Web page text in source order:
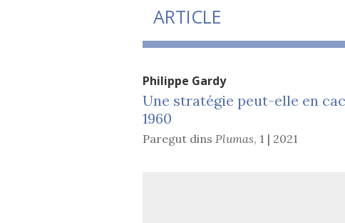
ARTICLE
Philippe Gardy
Une stratégie peut-elle en
1960
Paregut dins Plumas, 1 | 2021